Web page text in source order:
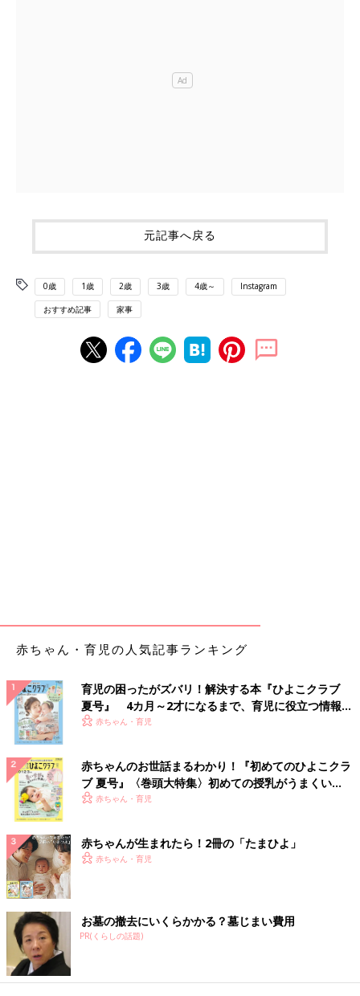
元記事へ戻る
0歳 1歳 2歳 3歳 4歳～ Instagram
おすすめ記事 家事
赤ちゃん・育児の人気記事ランキング
育児の困ったがズバリ！解決する本『ひよこクラブ
夏号』 4カ月～2才になるまで、育児に役立つ情報が
いっぱい！
赤ちゃん・育児
赤ちゃんのお世話まるわかり！『初めてのひよこクラ
ブ 夏号』〈巻頭大特集〉初めての授乳がうまくい
く！ おっぱい・ミルクの基本と夏のトラブル 解決テ
赤ちゃん・育児
赤ちゃんが生まれたら！2冊の「たまひよ」
赤ちゃん・育児
お墓の撤去にいくらかかる？墓じまい費用
PR(くらしの話題)